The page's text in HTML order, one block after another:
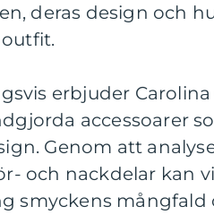
deras design och
erbjuder
accessoarer
Genom att
och nackdelar kan
smyckens